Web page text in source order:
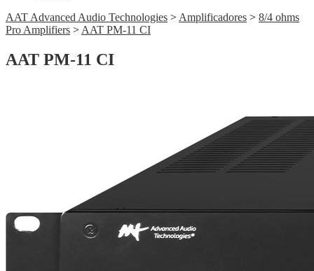
AAT Advanced Audio Technologies > Amplificadores > 8/4 ohms
Pro Amplifiers > AAT PM-11 CI
AAT PM-11 CI